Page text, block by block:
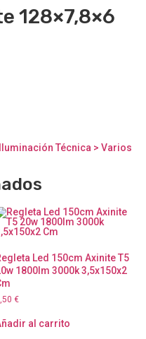
128×7,8×6
Iluminación Técnica > Varios
Led 150cm Axinite T5
1800lm 3000k 3,5x150x2
€
al carrito